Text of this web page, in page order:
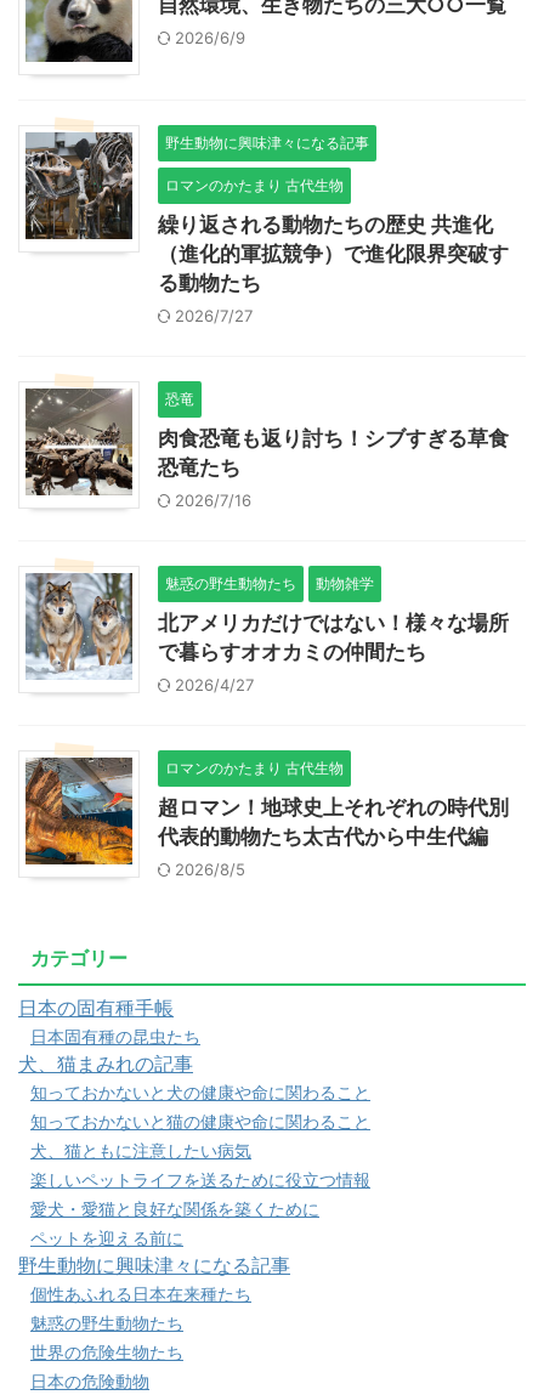
2026/6/9
野生動物に興味津々になる記事
ロマンのかたまり 古代生物
繰り返される動物たちの歴史 共進化
（進化的軍拡競争）で進化限界突破す
る動物たち
2026/7/27
恐竜
肉食恐竜も返り討ち！シブすぎる草食
恐竜たち
2026/7/16
魅惑の野生動物たち 動物雑学
北アメリカだけではない！様々な場所
で暮らすオオカミの仲間たち
2026/4/27
ロマンのかたまり 古代生物
超ロマン！地球史上それぞれの時代別
代表的動物たち太古代から中生代編
2026/8/5
カテゴリー
日本の固有種手帳
日本固有種の昆虫たち
犬、猫まみれの記事
知っておかないと犬の健康や命に関わること
知っておかないと猫の健康や命に関わること
犬、猫ともに注意したい病気
楽しいペットライフを送るために役立つ情報
愛犬・愛猫と良好な関係を築くために
ペットを迎える前に
野生動物に興味津々になる記事
個性あふれる日本在来種たち
魅惑の野生動物たち
世界の危険生物たち
日本の危険動物